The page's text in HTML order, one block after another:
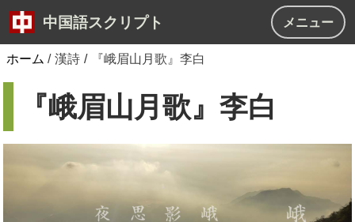
中国語スクリプト メニュー
ホーム / 漢詩 / 『峨眉山月歌』李白
『峨眉山月歌』李白